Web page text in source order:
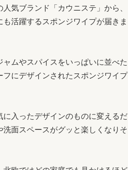
気ブランド「カウニステ」から、
活躍するスポンジワイプが届きま
ャムやスパイスをいっぱいに並べた
フにデザインされたスポンジワイプ
に入ったデザインのものに変えるだ
洗面スペースがグッと楽しくなりそ